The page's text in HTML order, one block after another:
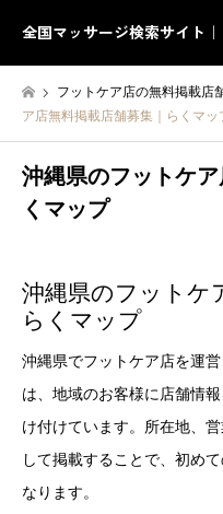
全国マッサージ検索サイト
フットケア店の無料掲載店
ア店無料掲載店舗募集｜らくマッ
沖縄県のフットケ
くマップ
沖縄県のフットケ
らくマップ
沖縄県でフットケア店を運
は、地域のお客様に店舗情
け付けています。所在地、
して掲載することで、初め
なります。